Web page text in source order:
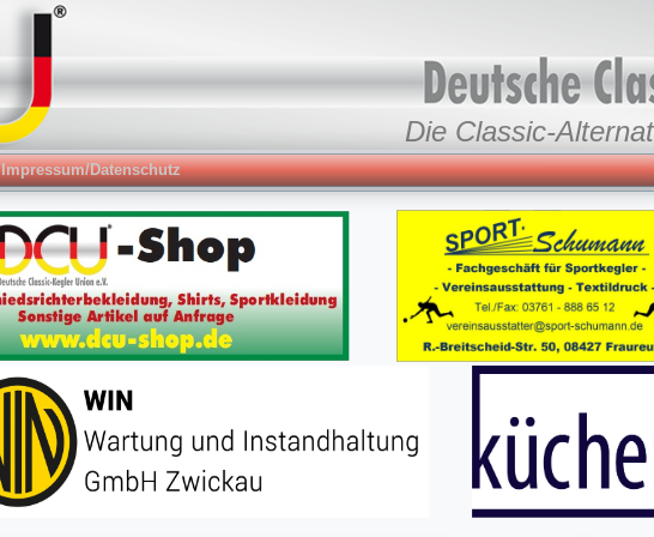
Die Classic-
Impressum/Datenschutz